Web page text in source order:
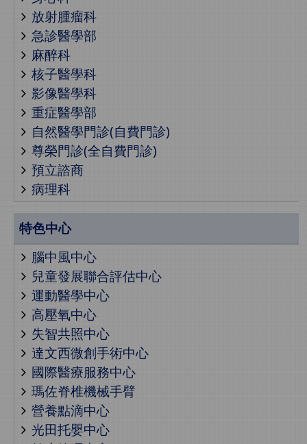
放射腫瘤科
急診醫學部
麻醉科
核子醫學科
影像醫學科
重症醫學部
自然醫學門診(自費門診)
尊榮門診(全自費門診)
預立諮商
病理科
特色中心
腦中風中心
兒童發展聯合評估中心
運動醫學中心
高壓氧中心
失智共照中心
達文西微創手術中心
國際醫療服務中心
瑪佐脊椎機械手臂
營養點滴中心
光田托嬰中心